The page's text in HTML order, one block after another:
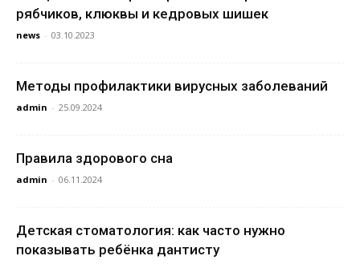
рябчиков, клюквы и кедровых шишек
news - 03.10.2023
Методы профилактики вирусных заболеваний
admin - 25.09.2024
Правила здорового сна
admin - 06.11.2024
Детская стоматология: как часто нужно
показывать ребёнка дантисту